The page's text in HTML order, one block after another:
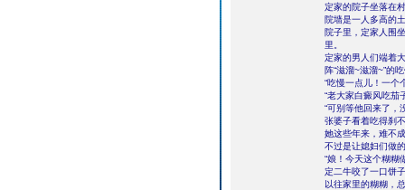
定家的院子坐落在
院墙是一人多高的
院子里，定家人围
里。
定家的男人们端着
阵“滋溜~滋溜~”的
“吃慢一点儿！一个
“老大家白癜风吃茄
“可别等他回来了，
张婆子看着吃得刹
她这些年来，难不
不过是让媳妇们做
“娘！今天这个糊糊
定二牛咬了一口饼
以往家里的糊糊，